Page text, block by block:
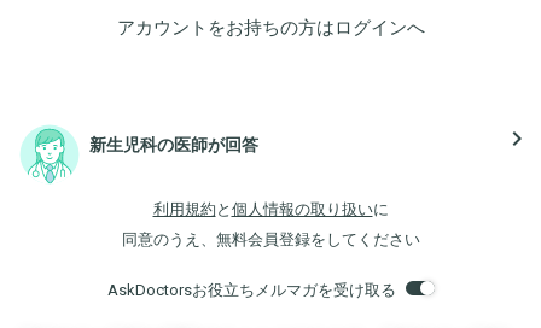
アカウントをお持ちの方はログインへ
新生児科の医師が回答 navigate_next
利用規約 と 個人情報の取り扱いに
同意のうえ、無料会員登録をしてください
AskDoctorsお役立ちメルマガを受け取る